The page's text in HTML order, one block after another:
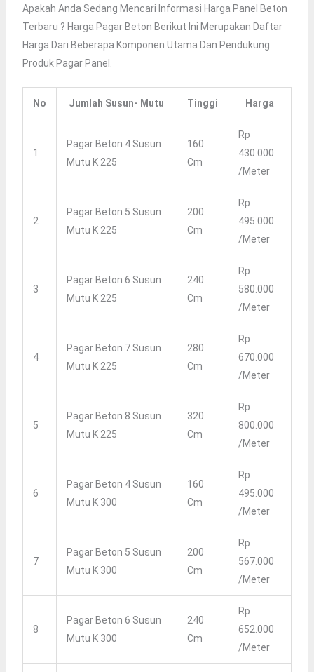
Apakah Anda Sedang Mencari Informasi Harga Panel Beton
Terbaru ? Harga Pagar Beton Berikut Ini Merupakan Daftar
Harga Dari Beberapa Komponen Utama Dan Pendukung
Produk Pagar Panel.
No Jumlah Susun- Mutu Tinggi Harga
1
Pagar Beton 4 Susun
Mutu K 225
160
Cm
Rp
430.000
/Meter
2
Pagar Beton 5 Susun
Mutu K 225
200
Cm
Rp
495.000
/Meter
3
Pagar Beton 6 Susun
Mutu K 225
240
Cm
Rp
580.000
/Meter
4
Pagar Beton 7 Susun
Mutu K 225
280
Cm
Rp
670.000
/Meter
5
Pagar Beton 8 Susun
Mutu K 225
320
Cm
Rp
800.000
/Meter
6
Pagar Beton 4 Susun
Mutu K 300
160
Cm
Rp
495.000
/Meter
7
Pagar Beton 5 Susun
Mutu K 300
200
Cm
Rp
567.000
/Meter
8
Pagar Beton 6 Susun
Mutu K 300
240
Cm
Rp
652.000
/Meter